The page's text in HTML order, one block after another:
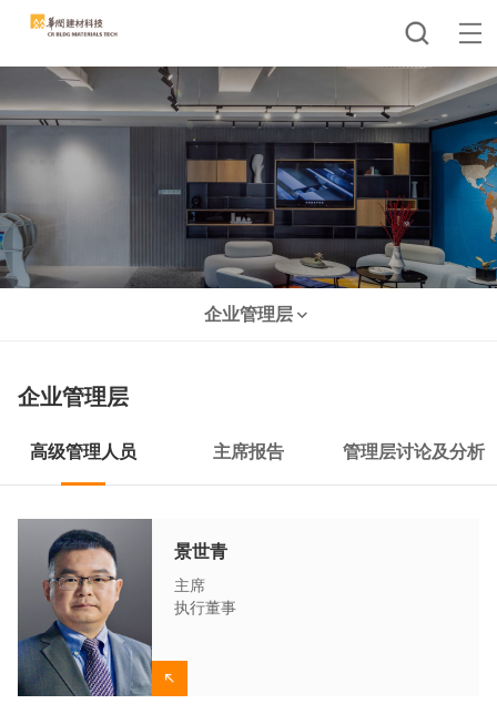
企业管理层
企业管理层
高级管理人员 主席报告 管理层讨论及分析
景世青
主席
执行董事